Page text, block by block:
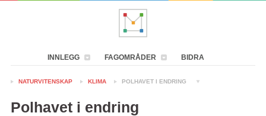
INNLEGG FAGOMRÅDER BIDRA
NATURVITENSKAP KLIMA POLHAVET I ENDRING
Polhavet i endring